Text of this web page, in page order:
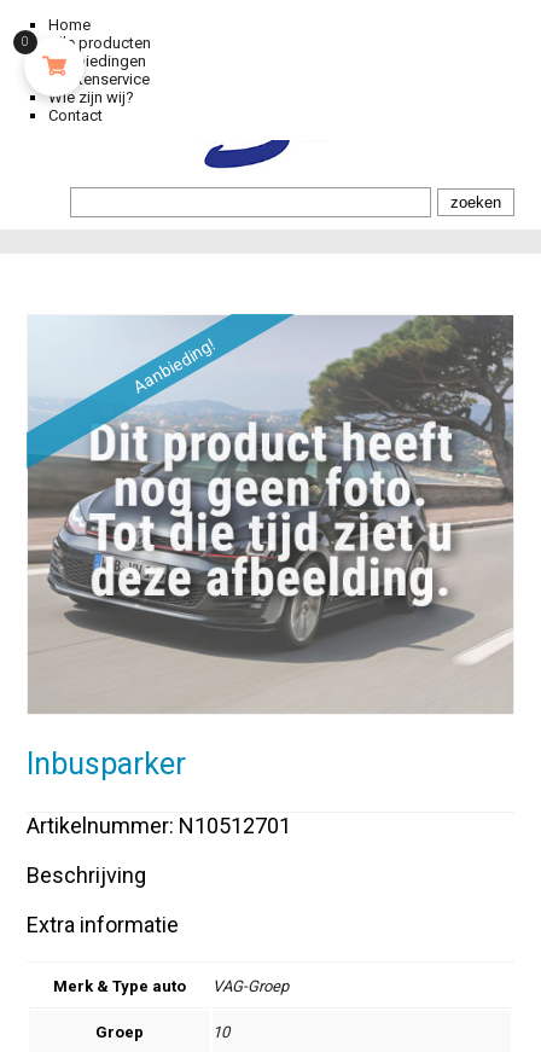
Home
Alle producten
Aanbiedingen
Klantenservice
Wie zijn wij?
Contact
Aanbieding!
Inbusparker
Artikelnummer: N10512701
Beschrijving
Extra informatie
Merk & Type auto VAG-Groep
Groep 10
0